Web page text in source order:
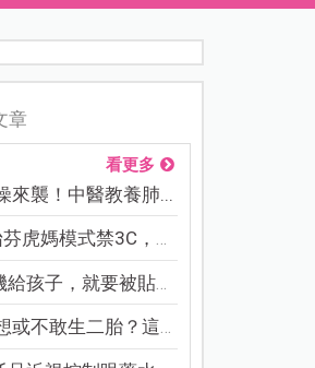
章
看更多
來襲！中醫教養肺...
虎媽模式禁3C，看...
孩子，就要被貼「...
不敢生二胎？這8...